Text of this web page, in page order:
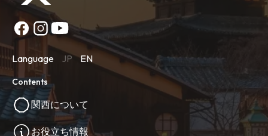
Language JP EN
Contents
関西について
お役立ち情報